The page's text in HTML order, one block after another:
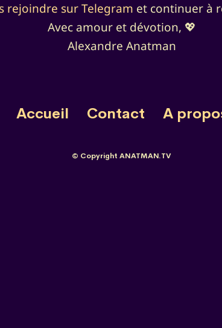
rejoindre sur Telegram et continuer à
Avec amour et dévotion, 💖
Alexandre Anatman
Accueil Contact A
© Copyright ANATMAN.TV